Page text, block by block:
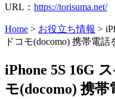
URL： https://torisuma.net/
Home > お役立ち情報 >
ドコモ(docomo) 携帯電
iPhone 5S 16G
モ(docomo) 携